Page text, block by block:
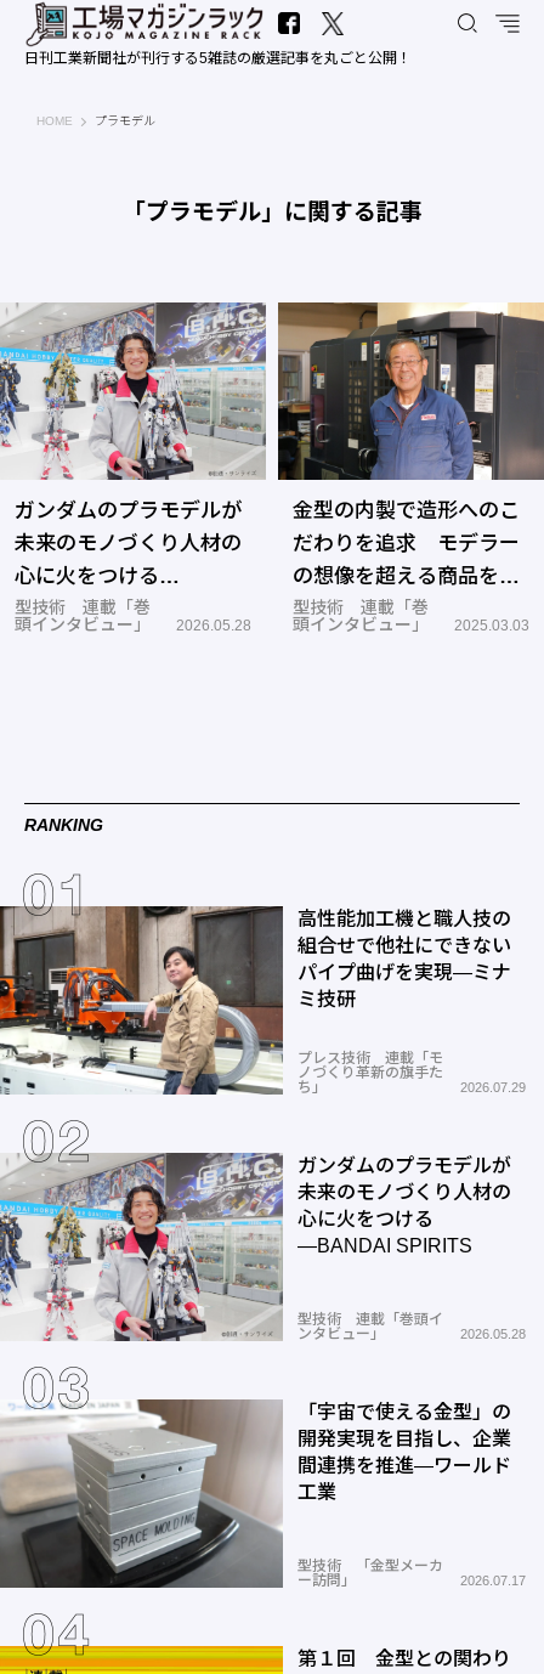
日刊工業新聞社が刊行する5雑誌の厳選記事を丸ごと公開！
HOME 工場マガジンラック｜日刊工業新聞社
プラモデル
「プラモデル」に関する記事
ガンダムのプラモデルが
未来のモノづくり人材の
心に火をつける
―BANDAI SPIRITS
型技術 連載「巻
頭インタビュー」
2026.05.28
金型の内製で造形へのこ
だわりを追求 モデラー
の想像を超える商品を生
み出す
型技術 連載「巻
頭インタビュー」
2025.03.03
RANKING
高性能加工機と職人技の
組合せで他社にできない
パイプ曲げを実現―ミナ
ミ技研
プレス技術 連載「モ
ノづくり革新の旗手た
ち」
2026.07.29
ガンダムのプラモデルが
未来のモノづくり人材の
心に火をつける
―BANDAI SPIRITS
型技術 連載「巻頭イ
ンタビュー」
2026.05.28
「宇宙で使える金型」の
開発実現を目指し、企業
間連携を推進―ワールド
工業
型技術 「金型メーカ
ー訪問」
2026.07.17
第１回 金型との関わり